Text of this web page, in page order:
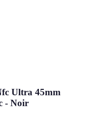
Ultra 45mm
- Noir